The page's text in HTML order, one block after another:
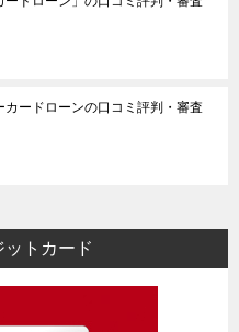
ードローンの口コミ評判・審査
ットカード